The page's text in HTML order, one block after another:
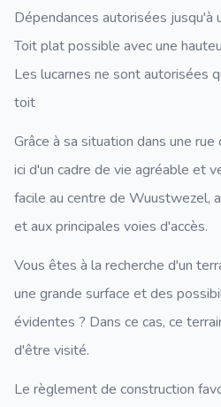
Dépendances autorisées jusqu'à
Toit plat possible avec une
Les lucarnes ne sont autorisées
toit
Grâce à sa situation dans une
ici d'un cadre de vie agréable et
facile au centre de Wuustwezel,
et aux principales voies d'accès.
Vous êtes à la recherche d'un
une grande surface et des
évidentes ? Dans ce cas, ce
d'être visité.
Le règlement de construction